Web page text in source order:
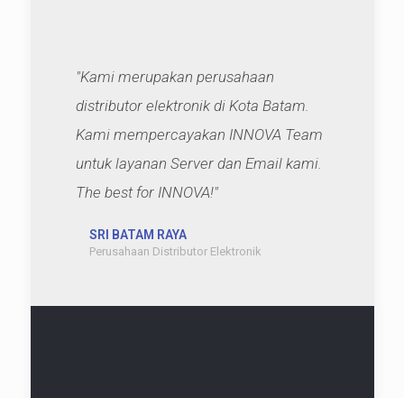
"Kami merupakan perusahaan
distributor elektronik di Kota Batam.
Kami mempercayakan INNOVA Team
untuk layanan Server dan Email kami.
The best for INNOVA!"
SRI BATAM RAYA
Perusahaan Distributor Elektronik